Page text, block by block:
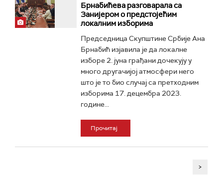
Брнабићева разговарала са
Занијером о предстојећим
локалним изборима
Председница Скупштине Србије Ана
Брнабић изјавила је да локалне
изборе 2. јуна грађани дочекују у
много другачијој атмосфери него
што је то био случај са претходним
изборима 17. децембра 2023.
године...
Прочитај
>